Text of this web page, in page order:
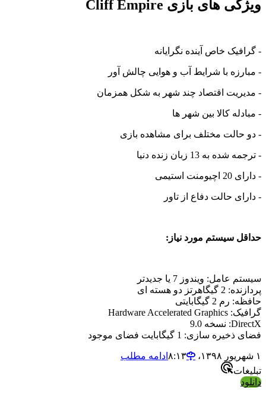
ویژگی های بازی Cliff Empire
- گرافیک خاص آینده نگرایانه
- مبارزه با شرایط آب و هوایی چالش آور
- مدیریت اقتصاد چند شهر به شکل همزمان
- مبادله کالا بین شهر ها
- دو حالت مختلف برای مشاهده بازی
- ترجمه شده به 13 زبان زنده دنیا
- دارای 20 اچیومنت استیمی
- دارای حالت دفاع از تاور
حداقل سیستم مورد نیاز:
سیستم عامل: ویندوز 7 یا جدیدتر
پردازنده: 2 گیگاهرتز دو هسته ای
حافظه: رم 2 گیگابایتی
گرافیک: Hardware Accelerated Graphics
DirectX: نسخه 9.0
فضای ذخیره سازی: 1 گیگابایت فضای موجود
۱ شهریور ۱۳۹۸،‏ ۸:۱۳
ادامه مطلب
تبلیغات
دانلود